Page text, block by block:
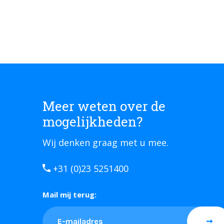
Meer weten over de
mogelijkheden?
Wij denken graag met u mee.
+31 (0)23 5251400
Mail mij terug: